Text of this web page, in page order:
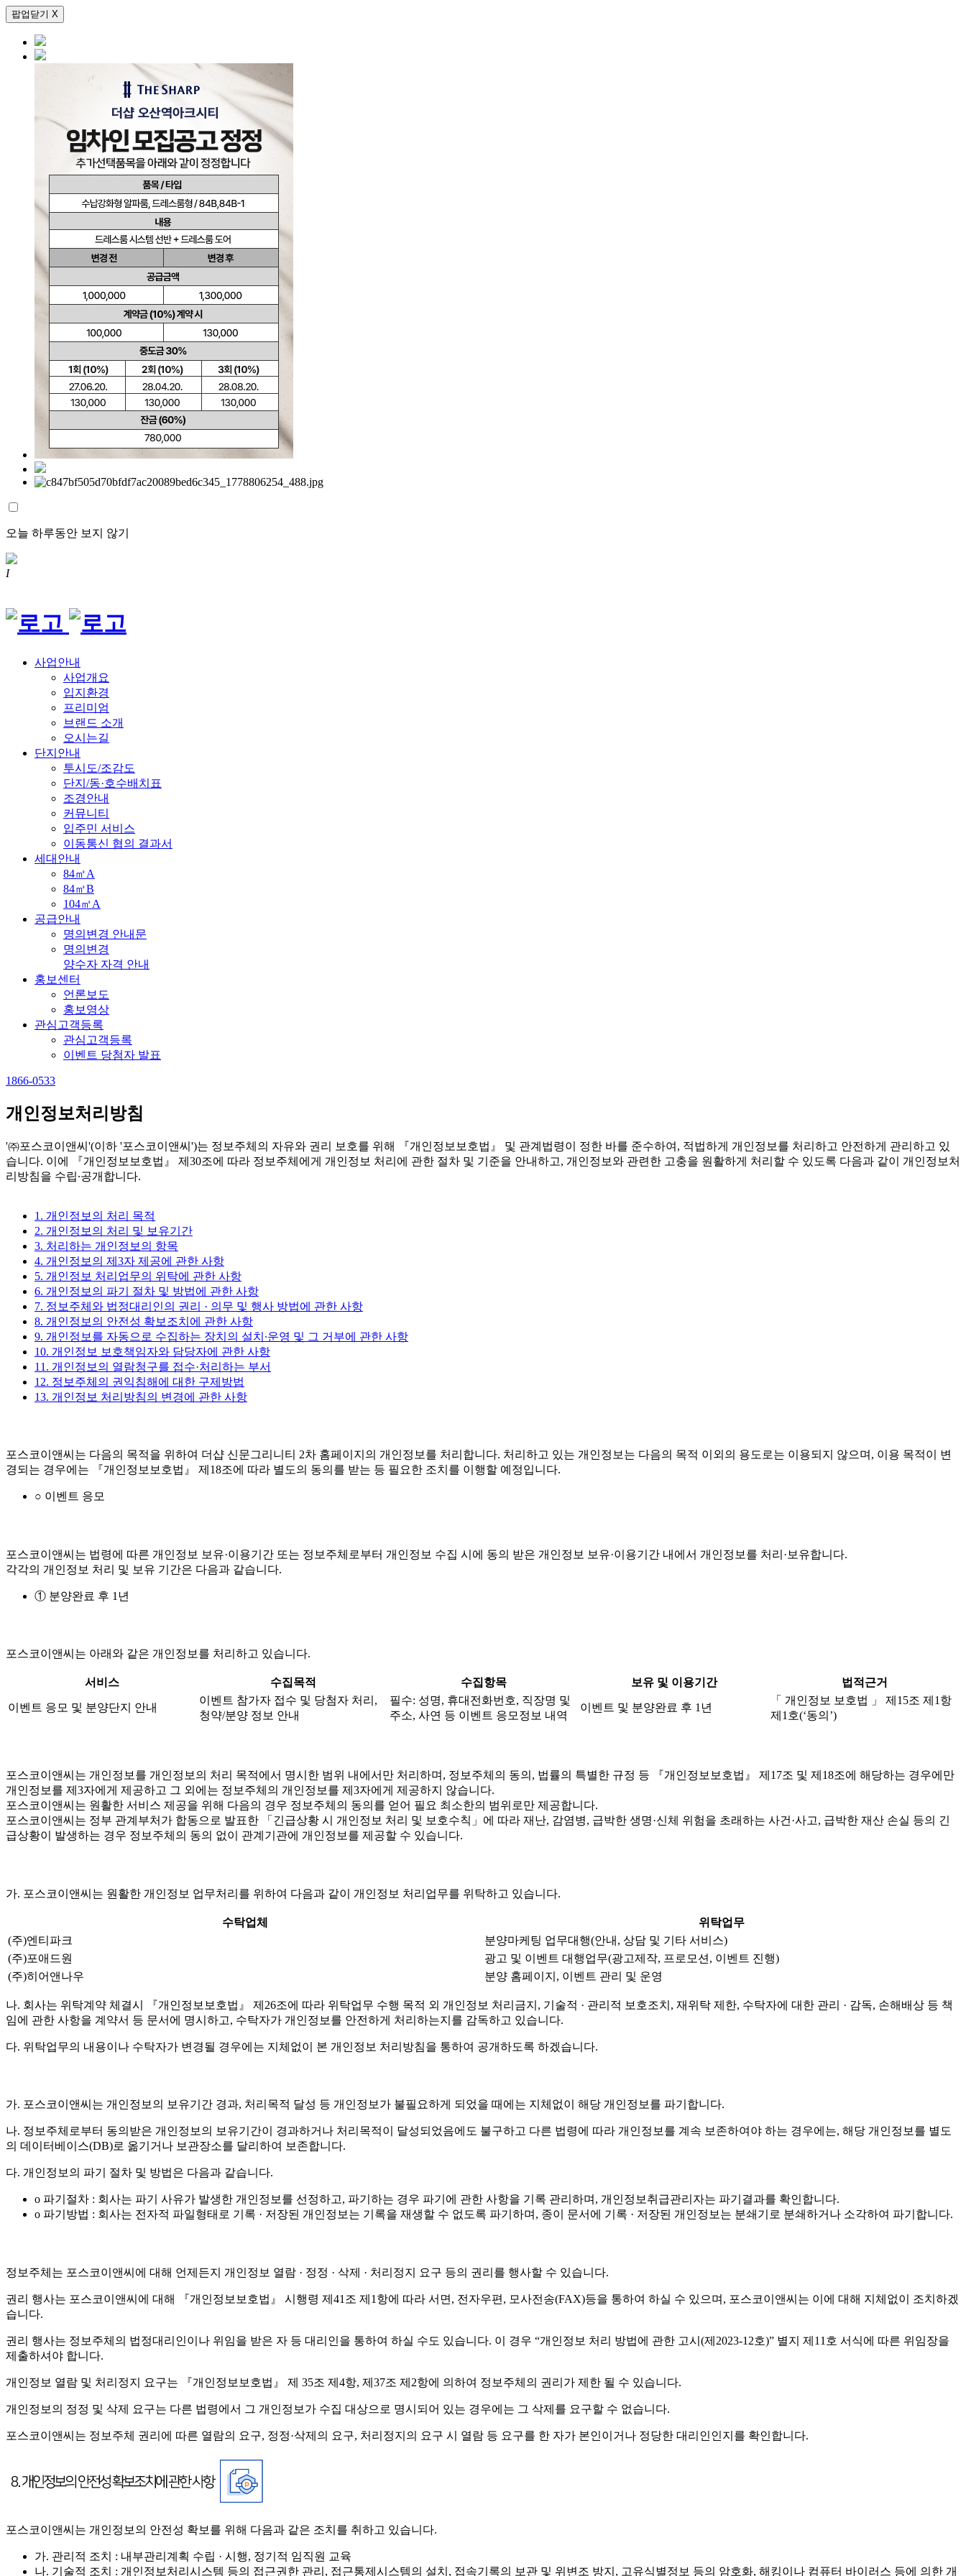
팝업닫기 X
오늘 하루동안 보지 않기
I
사업안내
사업개요
입지환경
프리미엄
브랜드 소개
오시는길
단지안내
투시도/조감도
단지/동·호수배치표
조경안내
커뮤니티
입주민 서비스
이동통신 협의 결과서
세대안내
84㎡A
84㎡B
104㎡A
공급안내
명의변경 안내문
명의변경
양수자 자격 안내
홍보센터
언론보도
홍보영상
관심고객등록
관심고객등록
이벤트 당첨자 발표
1866-0533
개인정보처리방침
'㈜포스코이앤씨'(이하 '포스코이앤씨')는 정보주체의 자유와 권리 보호를 위해 『개인정보보호법』 및 관계법령이 정한 바를 준수하여, 적법하게 개인정보를 처리하고 안전하게 관리하고 있
습니다. 이에 『개인정보보호법』 제30조에 따라 정보주체에게 개인정보 처리에 관한 절차 및 기준을 안내하고, 개인정보와 관련한 고충을 원활하게 처리할 수 있도록 다음과 같이 개인정보처
리방침을 수립∙공개합니다.
1. 개인정보의 처리 목적
2. 개인정보의 처리 및 보유기간
3. 처리하는 개인정보의 항목
4. 개인정보의 제3자 제공에 관한 사항
5. 개인정보 처리업무의 위탁에 관한 사항
6. 개인정보의 파기 절차 및 방법에 관한 사항
7. 정보주체와 법정대리인의 권리 · 의무 및 행사 방법에 관한 사항
8. 개인정보의 안전성 확보조치에 관한 사항
9. 개인정보를 자동으로 수집하는 장치의 설치∙운영 및 그 거부에 관한 사항
10. 개인정보 보호책임자와 담당자에 관한 사항
11. 개인정보의 열람청구를 접수·처리하는 부서
12. 정보주체의 권익침해에 대한 구제방법
13. 개인정보 처리방침의 변경에 관한 사항
포스코이앤씨는 다음의 목적을 위하여 더샵 신문그리니티 2차 홈페이지의 개인정보를 처리합니다. 처리하고 있는 개인정보는 다음의 목적 이외의 용도로는 이용되지 않으며, 이용 목적이 변
경되는 경우에는 『개인정보보호법』 제18조에 따라 별도의 동의를 받는 등 필요한 조치를 이행할 예정입니다.
○ 이벤트 응모
포스코이앤씨는 법령에 따른 개인정보 보유·이용기간 또는 정보주체로부터 개인정보 수집 시에 동의 받은 개인정보 보유·이용기간 내에서 개인정보를 처리·보유합니다.
각각의 개인정보 처리 및 보유 기간은 다음과 같습니다.
① 분양완료 후 1년
포스코이앤씨는 아래와 같은 개인정보를 처리하고 있습니다.
서비스 수집목적 수집항목 보유 및 이용기간 법적근거
이벤트 응모 및 분양단지 안내
이벤트 참가자 접수 및 당첨자 처리,
청약/분양 정보 안내
필수: 성명, 휴대전화번호, 직장명 및
주소, 사연 등 이벤트 응모정보 내역
이벤트 및 분양완료 후 1년
「 개인정보 보호법 」 제15조 제1항
제1호(‘동의’)
포스코이앤씨는 개인정보를 개인정보의 처리 목적에서 명시한 범위 내에서만 처리하며, 정보주체의 동의, 법률의 특별한 규정 등 『개인정보보호법』 제17조 및 제18조에 해당하는 경우에만
개인정보를 제3자에게 제공하고 그 외에는 정보주체의 개인정보를 제3자에게 제공하지 않습니다.
포스코이앤씨는 원활한 서비스 제공을 위해 다음의 경우 정보주체의 동의를 얻어 필요 최소한의 범위로만 제공합니다.
포스코이앤씨는 정부 관계부처가 합동으로 발표한 「긴급상황 시 개인정보 처리 및 보호수칙」에 따라 재난, 감염병, 급박한 생명·신체 위험을 초래하는 사건·사고, 급박한 재산 손실 등의 긴
급상황이 발생하는 경우 정보주체의 동의 없이 관계기관에 개인정보를 제공할 수 있습니다.
가. 포스코이앤씨는 원활한 개인정보 업무처리를 위하여 다음과 같이 개인정보 처리업무를 위탁하고 있습니다.
수탁업체
위탁업무
(주)엔티파크
분양마케팅 업무대행(안내, 상담 및 기타 서비스)
(주)포애드원
광고 및 이벤트 대행업무(광고제작, 프로모션, 이벤트 진행)
(주)히어앤나우
분양 홈페이지, 이벤트 관리 및 운영
나. 회사는 위탁계약 체결시 『개인정보보호법』 제26조에 따라 위탁업무 수행 목적 외 개인정보 처리금지, 기술적 · 관리적 보호조치, 재위탁 제한, 수탁자에 대한 관리 · 감독, 손해배상 등 책
임에 관한 사항을 계약서 등 문서에 명시하고, 수탁자가 개인정보를 안전하게 처리하는지를 감독하고 있습니다.
다. 위탁업무의 내용이나 수탁자가 변경될 경우에는 지체없이 본 개인정보 처리방침을 통하여 공개하도록 하겠습니다.
가. 포스코이앤씨는 개인정보의 보유기간 경과, 처리목적 달성 등 개인정보가 불필요하게 되었을 때에는 지체없이 해당 개인정보를 파기합니다.
나. 정보주체로부터 동의받은 개인정보의 보유기간이 경과하거나 처리목적이 달성되었음에도 불구하고 다른 법령에 따라 개인정보를 계속 보존하여야 하는 경우에는, 해당 개인정보를 별도
의 데이터베이스(DB)로 옮기거나 보관장소를 달리하여 보존합니다.
다. 개인정보의 파기 절차 및 방법은 다음과 같습니다.
o 파기절차 : 회사는 파기 사유가 발생한 개인정보를 선정하고, 파기하는 경우 파기에 관한 사항을 기록 관리하며, 개인정보취급관리자는 파기결과를 확인합니다.
o 파기방법 : 회사는 전자적 파일형태로 기록 · 저장된 개인정보는 기록을 재생할 수 없도록 파기하며, 종이 문서에 기록 · 저장된 개인정보는 분쇄기로 분쇄하거나 소각하여 파기합니다.
정보주체는 포스코이앤씨에 대해 언제든지 개인정보 열람 · 정정 · 삭제 · 처리정지 요구 등의 권리를 행사할 수 있습니다.
권리 행사는 포스코이앤씨에 대해 『개인정보보호법』 시행령 제41조 제1항에 따라 서면, 전자우편, 모사전송(FAX)등을 통하여 하실 수 있으며, 포스코이앤씨는 이에 대해 지체없이 조치하겠
습니다.
권리 행사는 정보주체의 법정대리인이나 위임을 받은 자 등 대리인을 통하여 하실 수도 있습니다. 이 경우 “개인정보 처리 방법에 관한 고시(제2023-12호)” 별지 제11호 서식에 따른 위임장을
제출하셔야 합니다.
개인정보 열람 및 처리정지 요구는 『개인정보보호법』 제 35조 제4항, 제37조 제2항에 의하여 정보주체의 권리가 제한 될 수 있습니다.
개인정보의 정정 및 삭제 요구는 다른 법령에서 그 개인정보가 수집 대상으로 명시되어 있는 경우에는 그 삭제를 요구할 수 없습니다.
포스코이앤씨는 정보주체 권리에 따른 열람의 요구, 정정·삭제의 요구, 처리정지의 요구 시 열람 등 요구를 한 자가 본인이거나 정당한 대리인인지를 확인합니다.
포스코이앤씨는 개인정보의 안전성 확보를 위해 다음과 같은 조치를 취하고 있습니다.
가. 관리적 조치 : 내부관리계획 수립 · 시행, 정기적 임직원 교육
나. 기술적 조치 : 개인정보처리시스템 등의 접근권한 관리, 접근통제시스템의 설치, 접속기록의 보관 및 위변조 방지, 고유식별정보 등의 암호화, 해킹이나 컴퓨터 바이러스 등에 의한 개